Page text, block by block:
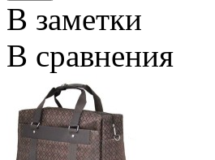
В заметки
В сравнения